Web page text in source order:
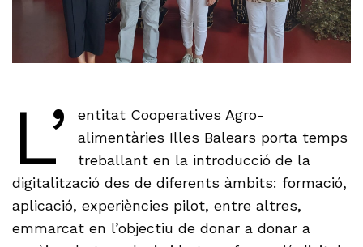
L’
entitat Cooperatives Agro-
alimentàries Illes Balears porta temps
treballant en la introducció de la
digitalització des de diferents àmbits: formació,
aplicació, experiències pilot, entre altres,
emmarcat en l’objectiu de donar a donar a